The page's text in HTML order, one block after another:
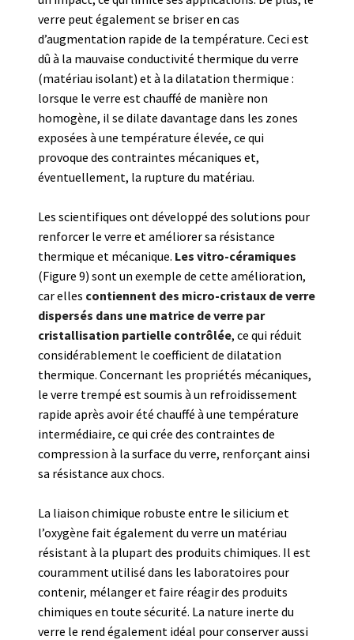
verre peut également se briser en cas
d’augmentation rapide de la température. Ceci est
dû à la mauvaise conductivité thermique du verre
(matériau isolant) et à la dilatation thermique :
lorsque le verre est chauffé de manière non
homogène, il se dilate davantage dans les zones
exposées à une température élevée, ce qui
provoque des contraintes mécaniques et,
éventuellement, la rupture du matériau.
Les scientifiques ont développé des solutions pour
renforcer le verre et améliorer sa résistance
thermique et mécanique. Les vitro-céramiques
(Figure 9) sont un exemple de cette amélioration,
car elles contiennent des micro-cristaux de verre
dispersés dans une matrice de verre par
cristallisation partielle contrôlée, ce qui réduit
considérablement le coefficient de dilatation
thermique. Concernant les propriétés mécaniques,
le verre trempé est soumis à un refroidissement
rapide après avoir été chauffé à une température
intermédiaire, ce qui crée des contraintes de
compression à la surface du verre, renforçant ainsi
sa résistance aux chocs.
La liaison chimique robuste entre le silicium et
l’oxygène fait également du verre un matériau
résistant à la plupart des produits chimiques. Il est
couramment utilisé dans les laboratoires pour
contenir, mélanger et faire réagir des produits
chimiques en toute sécurité. La nature inerte du
verre le rend également idéal pour conserver aussi